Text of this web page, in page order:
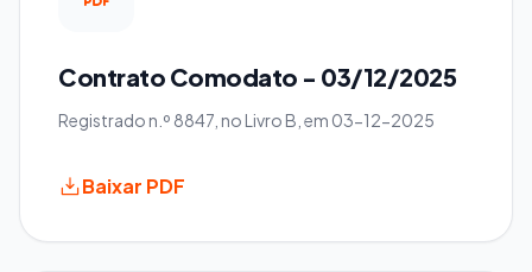
Contrato Comodato - 03/12/2025
Registrado n.º 8847, no Livro B, em 03-12-2025
Baixar PDF